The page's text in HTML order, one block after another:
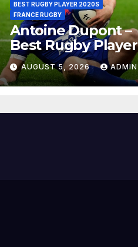
BEST RUGBY PLAYER 2020S
FRANCE RUGBY
Antoine Dupont –
Best Rugby Player
AUGUST 5, 2026 ADMIN